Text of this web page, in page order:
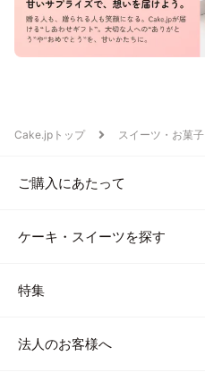
Cake.jpトップ スイーツ・お菓子
ご購入にあたって
ケーキ・スイーツを探す
特集
法人のお客様へ